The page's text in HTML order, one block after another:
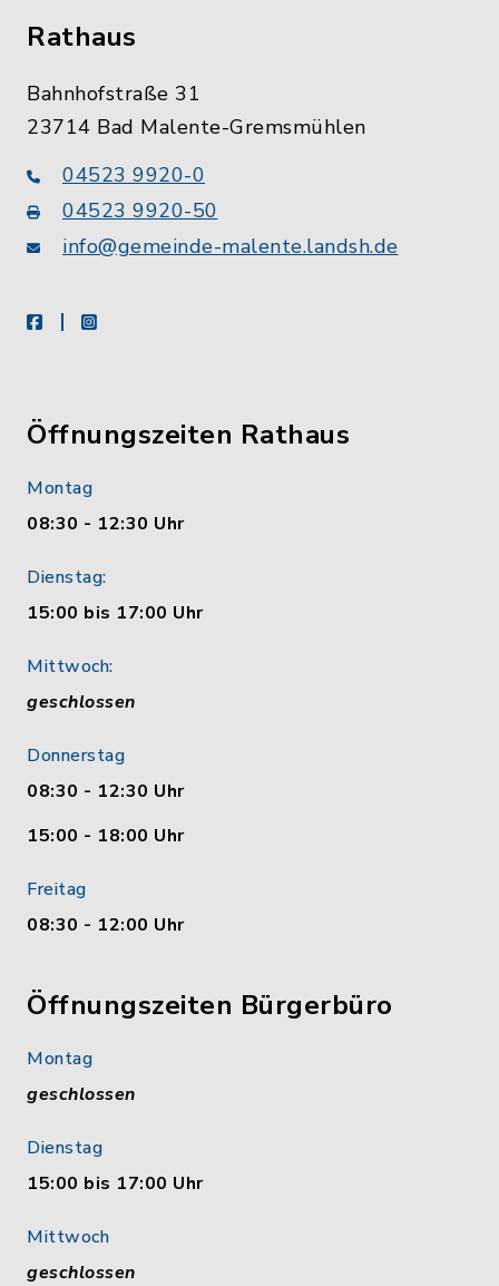
Rathaus
Bahnhofstraße 31
23714 Bad Malente-Gremsmühlen
04523 9920-0
04523 9920-50
info@gemeinde-malente.landsh.de
facebookinstagram
Öffnungszeiten Rathaus
Montag
08:30 - 12:30 Uhr
Dienstag:
15:00 bis 17:00 Uhr
Mittwoch:
geschlossen
Donnerstag
08:30 - 12:30 Uhr
15:00 - 18:00 Uhr
Freitag
08:30 - 12:00 Uhr
Öffnungszeiten Bürgerbüro
Montag
geschlossen
Dienstag
15:00 bis 17:00 Uhr
Mittwoch
geschlossen